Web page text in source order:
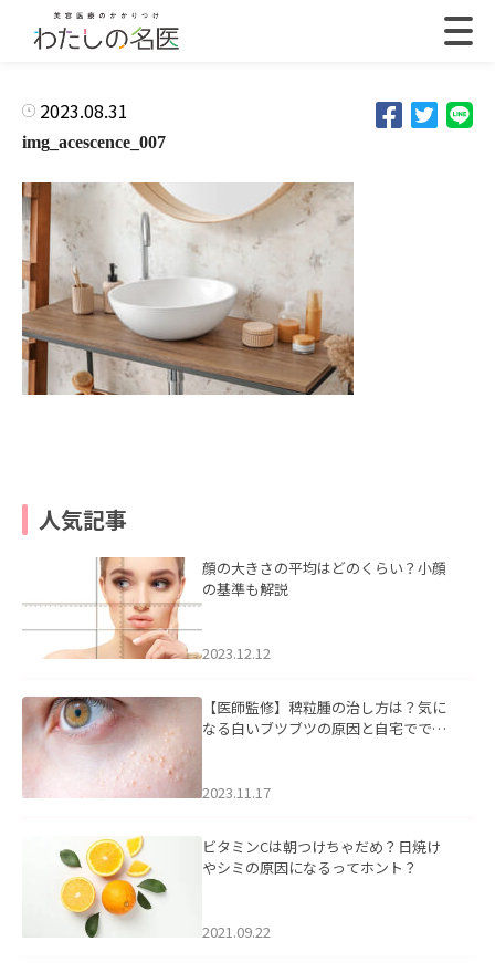
2023.08.31
img_acescence_007
人気記事
顔の大きさの平均はどのくらい？小顔
の基準も解説
2023.12.12
【医師監修】稗粒腫の治し方は？気に
なる白いブツブツの原因と自宅ででき
2023.11.17
ビタミンCは朝つけちゃだめ？日焼け
やシミの原因になるってホント？
2021.09.22